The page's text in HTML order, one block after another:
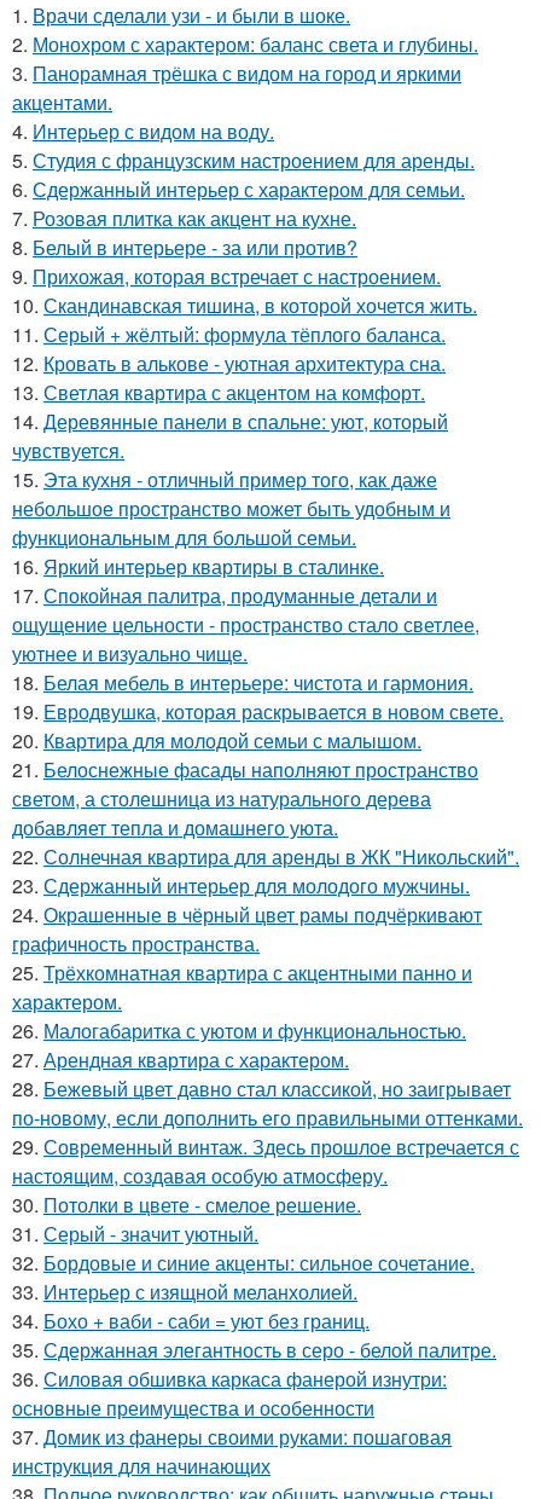
1. Врачи сделали узи - и были в шоке.
2. Монохром с характером: баланс света и глубины.
3. Панорамная трёшка с видом на город и яркими
акцентами.
4. Интерьер с видом на воду.
5. Студия с французским настроением для аренды.
6. Сдержанный интерьер с характером для семьи.
7. Розовая плитка как акцент на кухне.
8. Белый в интерьере - за или против?
9. Прихожая, которая встречает с настроением.
10. Скандинавская тишина, в которой хочется жить.
11. Серый + жёлтый: формула тёплого баланса.
12. Кровать в алькове - уютная архитектура сна.
13. Светлая квартира с акцентом на комфорт.
14. Деревянные панели в спальне: уют, который
чувствуется.
15. Эта кухня - отличный пример того, как даже
небольшое пространство может быть удобным и
функциональным для большой семьи.
16. Яркий интерьер квартиры в сталинке.
17. Спокойная палитра, продуманные детали и
ощущение цельности - пространство стало светлее,
уютнее и визуально чище.
18. Белая мебель в интерьере: чистота и гармония.
19. Евродвушка, которая раскрывается в новом свете.
20. Квартира для молодой семьи с малышом.
21. Белоснежные фасады наполняют пространство
светом, а столешница из натурального дерева
добавляет тепла и домашнего уюта.
22. Солнечная квартира для аренды в ЖК "Никольский".
23. Сдержанный интерьер для молодого мужчины.
24. Окрашенные в чёрный цвет рамы подчёркивают
графичность пространства.
25. Трёхкомнатная квартира с акцентными панно и
характером.
26. Малогабаритка с уютом и функциональностью.
27. Арендная квартира с характером.
28. Бежевый цвет давно стал классикой, но заигрывает
по-новому, если дополнить его правильными оттенками.
29. Современный винтаж. Здесь прошлое встречается с
настоящим, создавая особую атмосферу.
30. Потолки в цвете - смелое решение.
31. Серый - значит уютный.
32. Бордовые и синие акценты: сильное сочетание.
33. Интерьер с изящной меланхолией.
34. Бохо + ваби - саби = уют без границ.
35. Сдержанная элегантность в серо - белой палитре.
36. Силовая обшивка каркаса фанерой изнутри:
основные преимущества и особенности
37. Домик из фанеры своими руками: пошаговая
инструкция для начинающих